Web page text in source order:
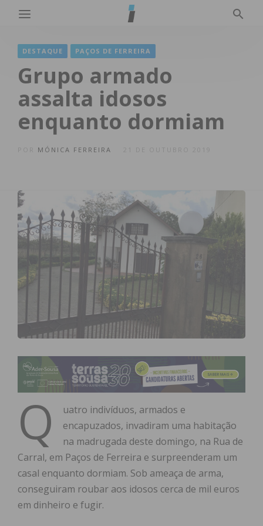
DESTAQUE PAÇOS DE FERREIRA
Grupo armado
assalta idosos
enquanto dormiam
MÓNICA FERREIRA 21 DE OUTUBRO 2019
Q
uatro indivíduos, armados e
encapuzados, invadiram uma habitação
na madrugada deste domingo, na Rua de
Carral, em Paços de Ferreira e surpreenderam um
casal enquanto dormiam. Sob ameaça de arma,
conseguiram roubar aos idosos cerca de mil euros
em dinheiro e fugir.